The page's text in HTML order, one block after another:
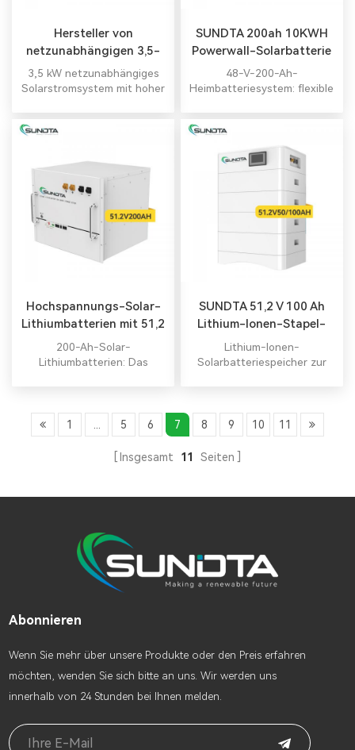
Hersteller von
netzunabhängigen 3,5-
kW-Solarsystemen in
China
3,5 kW netzunabhängiges
Solarstromsystem mit hoher
Lithium-Batterie-Energie.
SUNDTA 200ah 10KWH
Powerwall-Solarbatterie
für
Speichersystemkosten
48-V-200-Ah-
Heimbatteriesystem: flexible
Erweiterung von Kapazität
und Leistung parallel
geschaltet werden.
Hochspannungs-Solar-
Lithiumbatterien mit 51,2
V und 200 Ah
200-Ah-Solar-
Lithiumbatterien: Das
SUNDTA 51,2 V 100 Ah
Lithium-Ionen-Stapel-
Solarbatterie
Lithium-Ionen-
Solarbatteriespeicher zur
zum besten Preis.
1 ... 5 6 7 8 9 10 11
Insgesamt 11 Seiten
Abonnieren
Wenn Sie mehr über unsere Produkte oder den Preis erfahren
möchten, wenden Sie sich bitte an uns. Wir werden uns
innerhalb von 24 Stunden bei Ihnen melden.